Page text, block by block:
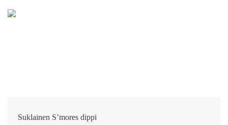
Suklainen S’mores dippi